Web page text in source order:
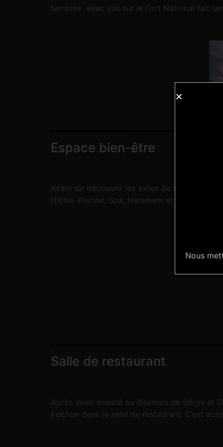
terrasse avec vue sur le Fort National fait
Espace bien-être
Avant de découvrir les salles de séminaires
l’hôtel. Piscine, Spa, Hammam et Solarium
Salle de restaurant
Après avoir assisté au discours de Serge et
Pochon dans la salle de restaurant. C’est
Nous